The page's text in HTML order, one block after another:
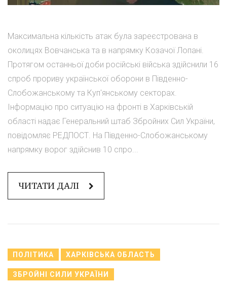
Максимальна кількість атак була зареєстрована в
околицях Вовчанська та в напрямку Козачої Лопані.
Протягом останньої доби російські війська здійснили 16
спроб прориву української оборони в Південно-
Слобожанському та Куп'янському секторах.
Інформацію про ситуацію на фронті в Харківській
області надає Генеральний штаб Збройних Сил України,
повідомляє РЕДПОСТ. На Південно-Слобожанському
напрямку ворог здійснив 10 спро...
ЧИТАТИ ДАЛІ
ПОЛІТИКА ХАРКІВСЬКА ОБЛАСТЬ
ЗБРОЙНІ СИЛИ УКРАЇНИ